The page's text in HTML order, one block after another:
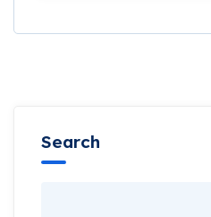
Search